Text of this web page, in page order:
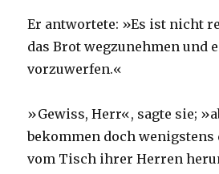
Er antwortete: »Es ist nicht
das Brot wegzunehmen und
vorzuwerfen.«
»Gewiss, Herr«, sagte sie;
bekommen doch wenigstens
vom Tisch ihrer Herren